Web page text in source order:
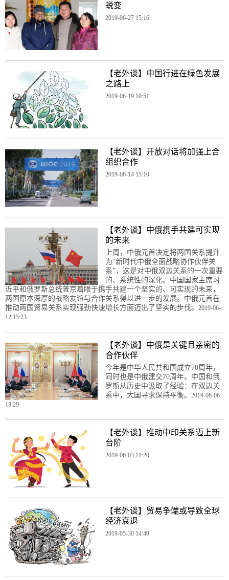
蜕变
2019-06-27 15:16
【老外谈】中国行进在绿色发展
之路上
2019-06-19 10:51
【老外谈】开放对话将加强上合
组织合作
2019-06-14 15:10
【老外谈】中俄携手共建可实现
的未来
上周，中俄元首决定将两国关系提升
为“新时代中俄全面战略协作伙伴关
系”，这是对中俄双边关系的一次重要
的、系统性的深化。中国国家主席习
近平和俄罗斯总统普京着眼于携手共建一个坚实的、可实现的未来，
两国原本深厚的战略友谊与合作关系得以进一步的发展。中俄元首在
推动两国贸易关系实现强劲快速增长方面迈出了坚实的步伐。 2019-06-
12 15:23
【老外谈】中俄是关键且亲密的
合作伙伴
今年是中华人民共和国成立70周年，
同时也是中俄建交70周年。中国和俄
罗斯从历史中汲取了经验：在双边关
系中，大国寻求保持平衡。 2019-06-06
13:29
【老外谈】推动中印关系迈上新
台阶
2019-06-03 11:20
【老外谈】贸易争端或导致全球
经济衰退
2019-05-30 14:49